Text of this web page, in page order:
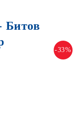
Битов
-33%